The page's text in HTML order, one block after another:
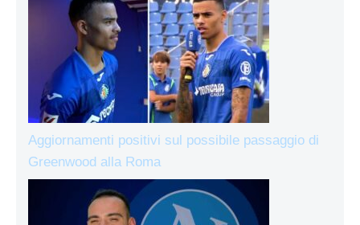
Aggiornamenti positivi sul possibile passaggio di
Greenwood alla Roma